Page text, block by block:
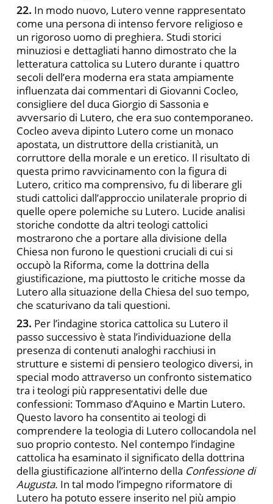
22. In modo nuovo, Lutero venne rappresentato
come una persona di intenso fervore religioso e
un rigoroso uomo di preghiera. Studi storici
minuziosi e dettagliati hanno dimostrato che la
letteratura cattolica su Lutero durante i quattro
secoli dell’era moderna era stata ampiamente
influenzata dai commentari di Giovanni Cocleo,
consigliere del duca Giorgio di Sassonia e
avversario di Lutero, che era suo contemporaneo.
Cocleo aveva dipinto Lutero come un monaco
apostata, un distruttore della cristianità, un
corruttore della morale e un eretico. Il risultato di
questa primo ravvicinamento con la figura di
Lutero, critico ma comprensivo, fu di liberare gli
studi cattolici dall’approccio unilaterale proprio di
quelle opere polemiche su Lutero. Lucide analisi
storiche condotte da altri teologi cattolici
mostrarono che a portare alla divisione della
Chiesa non furono le questioni cruciali di cui si
occupò la Riforma, come la dottrina della
giustificazione, ma piuttosto le critiche mosse da
Lutero alla situazione della Chiesa del suo tempo,
che scaturivano da tali questioni.
23. Per l’indagine storica cattolica su Lutero il
passo successivo è stata l’individuazione della
presenza di contenuti analoghi racchiusi in
strutture e sistemi di pensiero teologico diversi, in
special modo attraverso un confronto sistematico
tra i teologi più rappresentativi delle due
confessioni: Tommaso d’Aquino e Martin Lutero.
Questo lavoro ha consentito ai teologi di
comprendere la teologia di Lutero collocandola nel
suo proprio contesto. Nel contempo l’indagine
cattolica ha esaminato il significato della dottrina
della giustificazione all’interno della Confessione di
Augusta. In tal modo l’impegno riformatore di
Lutero ha potuto essere inserito nel più ampio